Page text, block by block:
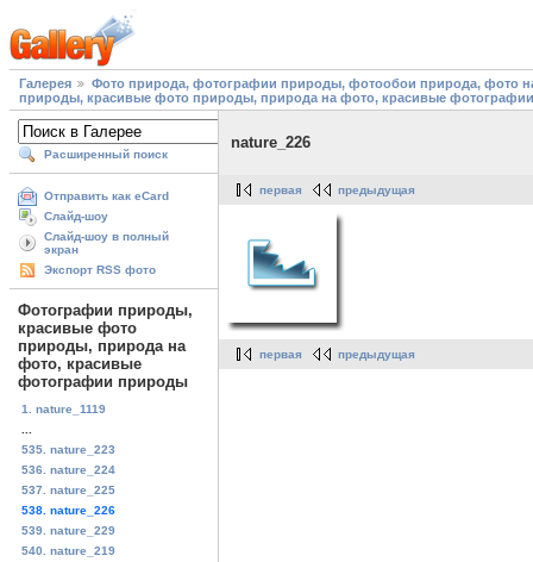
Галерея
Фото природа, фотографии природы, фотообои природа, фото
природы, красивые фото природы, природа на фото, красивые
Расширенный поиск
Отправить как eCard
Слайд-шоу
Слайд-шоу в полный
экран
Экспорт RSS фото
Фотографии природы,
красивые фото
природы, природа на
фото, красивые
фотографии природы
1. nature_1119
535. nature_223
536. nature_224
537. nature_225
538. nature_226
539. nature_229
540. nature_219
nature_226
первая предыдущая
первая предыдущая